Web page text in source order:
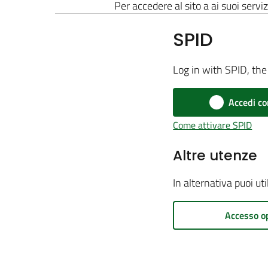
Per accedere al sito a ai suoi
SPID
Log in with SPID,
Accedi
Come attivare SPID
Altre utenze
In alternativa puoi
Accesso